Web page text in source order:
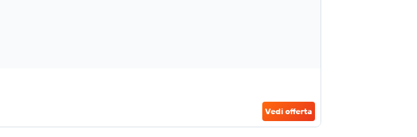
Vedi offerta